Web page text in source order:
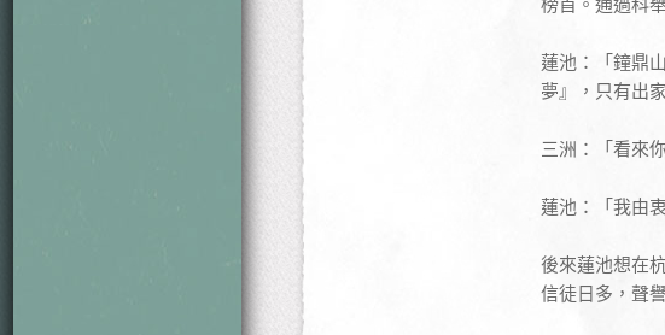
榜首。通過科
蓮池：「鐘鼎
夢』，只有出
三洲：「看來
蓮池：「我由
後來蓮池想在
信徒日多，聲